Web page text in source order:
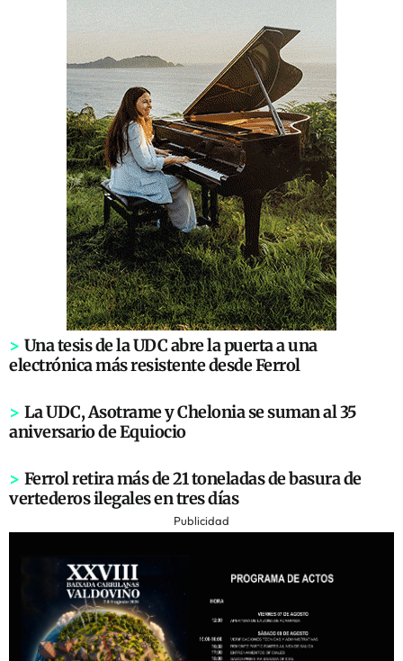
> Una tesis de la UDC abre la puerta a una
electrónica más resistente desde Ferrol
> La UDC, Asotrame y Chelonia se suman al 35
aniversario de Equiocio
> Ferrol retira más de 21 toneladas de basura de
vertederos ilegales en tres días
Publicidad